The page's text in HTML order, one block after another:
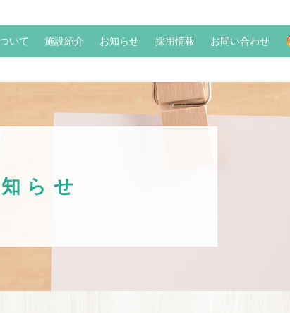
いて 施設紹介 お知らせ 採用情報 お問い合わせ
らせ